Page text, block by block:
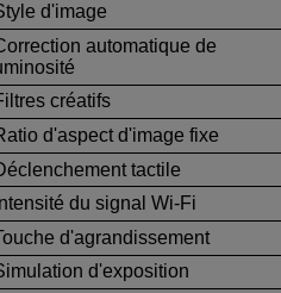
d'image
automatique de
créatifs
d'aspect d'image fixe
tactile
du signal Wi-Fi
d'agrandissement
d'exposition